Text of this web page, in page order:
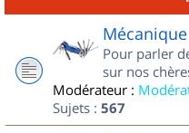
Pour parler
sur nos
Modérateur :
Sujets : 567